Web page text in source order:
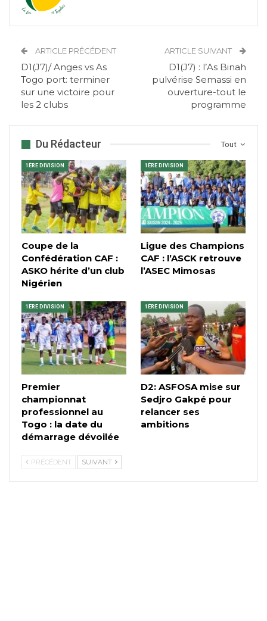
ARTICLE PRÉCÉDENT
D1(J7)/ Anges vs As
Togo port: terminer
sur une victoire pour
les 2 clubs
ARTICLE SUIVANT
D1(J7) : l’As Binah
pulvérise Semassi en
ouverture-tout le
programme
Tout
Du Rédacteur
1ÈRE DIVISION
Coupe de la
Confédération CAF :
ASKO hérite d’un club
Nigérien
1ÈRE DIVISION
Ligue des Champions
CAF : l’ASCK retrouve
l’ASEC Mimosas
1ÈRE DIVISION
Premier
championnat
professionnel au
Togo : la date du
démarrage dévoilée
1ÈRE DIVISION
D2: ASFOSA mise sur
Sedjro Gakpé pour
relancer ses
ambitions
PRÉCÉDENT SUIVANT